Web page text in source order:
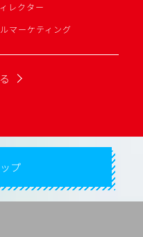
レクター
マーケティング
プ